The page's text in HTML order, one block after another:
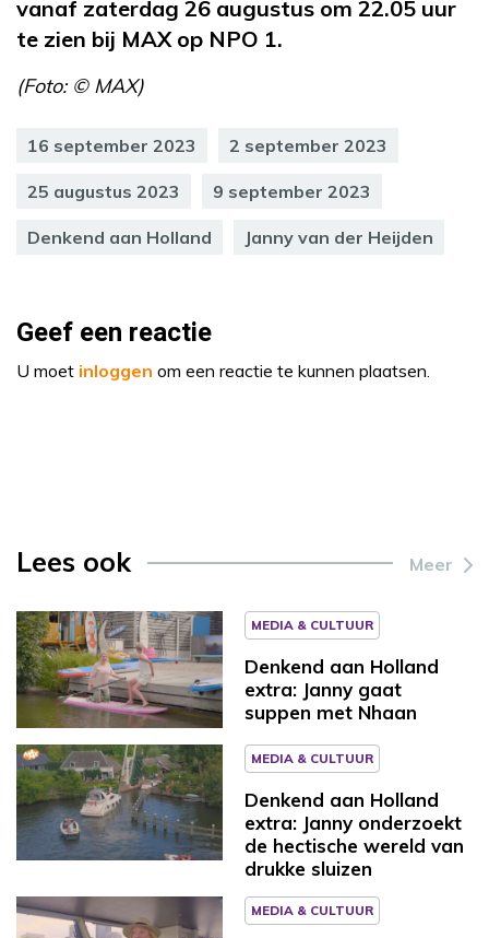
vanaf zaterdag 26 augustus om 22.05 uur
te zien bij MAX op NPO 1.
(Foto: © MAX)
16 september 2023 2 september 2023
25 augustus 2023 9 september 2023
Denkend aan Holland Janny van der Heijden
Geef een reactie
U moet inloggen om een reactie te kunnen plaatsen.
Lees ook Meer
MEDIA & CULTUUR
Denkend aan Holland
extra: Janny gaat
suppen met Nhaan
MEDIA & CULTUUR
Denkend aan Holland
extra: Janny onderzoekt
de hectische wereld van
drukke sluizen
MEDIA & CULTUUR